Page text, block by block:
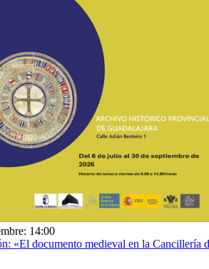
14:00
«El documento medieval en la Cancillería